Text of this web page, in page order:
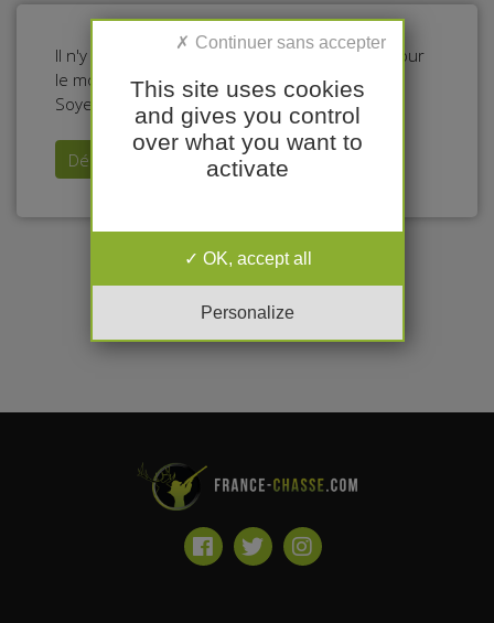
Il n'y a pas d'annonces dans cette catégorie pour
le moment.
Soyez le premier à déposer une annonce !
Déposer mon annonce
This site uses cookies
and gives you control
over what you want to
activate
OK, accept all
Personalize